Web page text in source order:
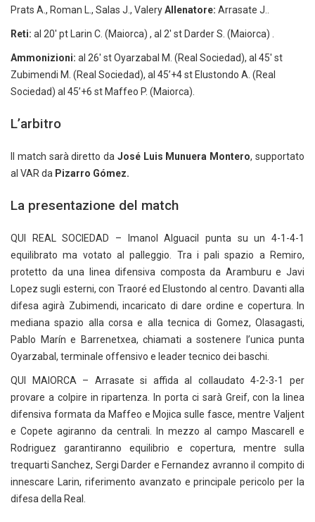
Prats A., Roman L., Salas J., ValeryAllenatore: Arrasate J..
Reti: al 20′ pt Larin C. (Maiorca) , al 2′ st Darder S. (Maiorca) .
Ammonizioni: al 26′ st Oyarzabal M. (Real Sociedad), al 45′ st
Zubimendi M. (Real Sociedad), al 45’+4 st Elustondo A. (Real
Sociedad) al 45’+6 st Maffeo P. (Maiorca).
L’arbitro
Il match sarà diretto da José Luis Munuera Montero, supportato
al VAR da Pizarro Gómez.
La presentazione del match
QUI REAL SOCIEDAD – Imanol Alguacil punta su un 4-1-4-1
equilibrato ma votato al palleggio. Tra i pali spazio a Remiro,
protetto da una linea difensiva composta da Aramburu e Javi
Lopez sugli esterni, con Traoré ed Elustondo al centro. Davanti alla
difesa agirà Zubimendi, incaricato di dare ordine e copertura. In
mediana spazio alla corsa e alla tecnica di Gomez, Olasagasti,
Pablo Marín e Barrenetxea, chiamati a sostenere l’unica punta
Oyarzabal, terminale offensivo e leader tecnico dei baschi.
QUI MAIORCA – Arrasate si affida al collaudato 4-2-3-1 per
provare a colpire in ripartenza. In porta ci sarà Greif, con la linea
difensiva formata da Maffeo e Mojica sulle fasce, mentre Valjent
e Copete agiranno da centrali. In mezzo al campo Mascarell e
Rodriguez garantiranno equilibrio e copertura, mentre sulla
trequarti Sanchez, Sergi Darder e Fernandez avranno il compito di
innescare Larin, riferimento avanzato e principale pericolo per la
difesa della Real.